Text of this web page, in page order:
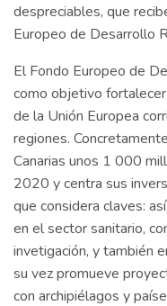
despreciables, que
Europeo de Desarrollo
El Fondo Europeo de
como objetivo
de la Unión Europea
regiones.
Canarias unos 1 000
2020 y centra sus
que considera claves:
en el sector sanitario,
invetigación, y también
su vez promueve
con archipiélagos y